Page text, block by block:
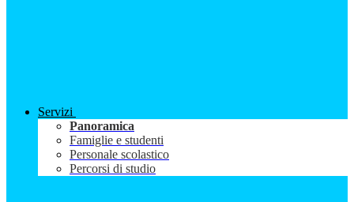
Servizi
Panoramica
Famiglie e studenti
Personale scolastico
Percorsi di studio